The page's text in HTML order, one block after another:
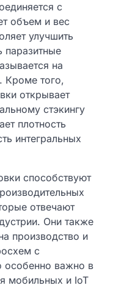
с
объем и вес
улучшить
паразитные
на
Кроме того,
открывает
стэкингу
плотность
интегральных
способствуют
отвечают
Они также
производство и
с
особенно важно в
мобильных и IoT